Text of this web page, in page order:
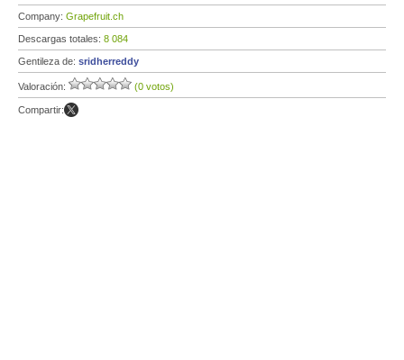
Company: Grapefruit.ch
Descargas totales: 8 084
Gentileza de: sridherreddy
Valoración: (0 votos)
Compartir: